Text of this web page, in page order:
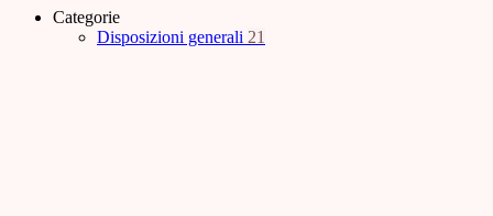
Categorie
Disposizioni generali 21